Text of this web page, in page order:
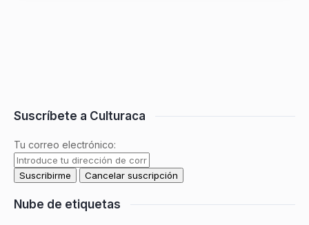
Suscríbete a Culturaca
Tu correo electrónico:
Nube de etiquetas